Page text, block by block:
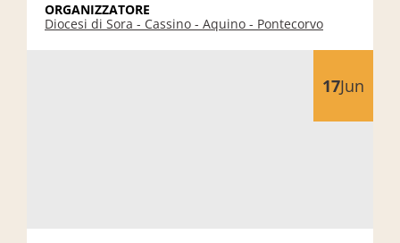
ORGANIZZATORE
Diocesi di Sora - Cassino - Aquino - Pontecorvo
17Jun